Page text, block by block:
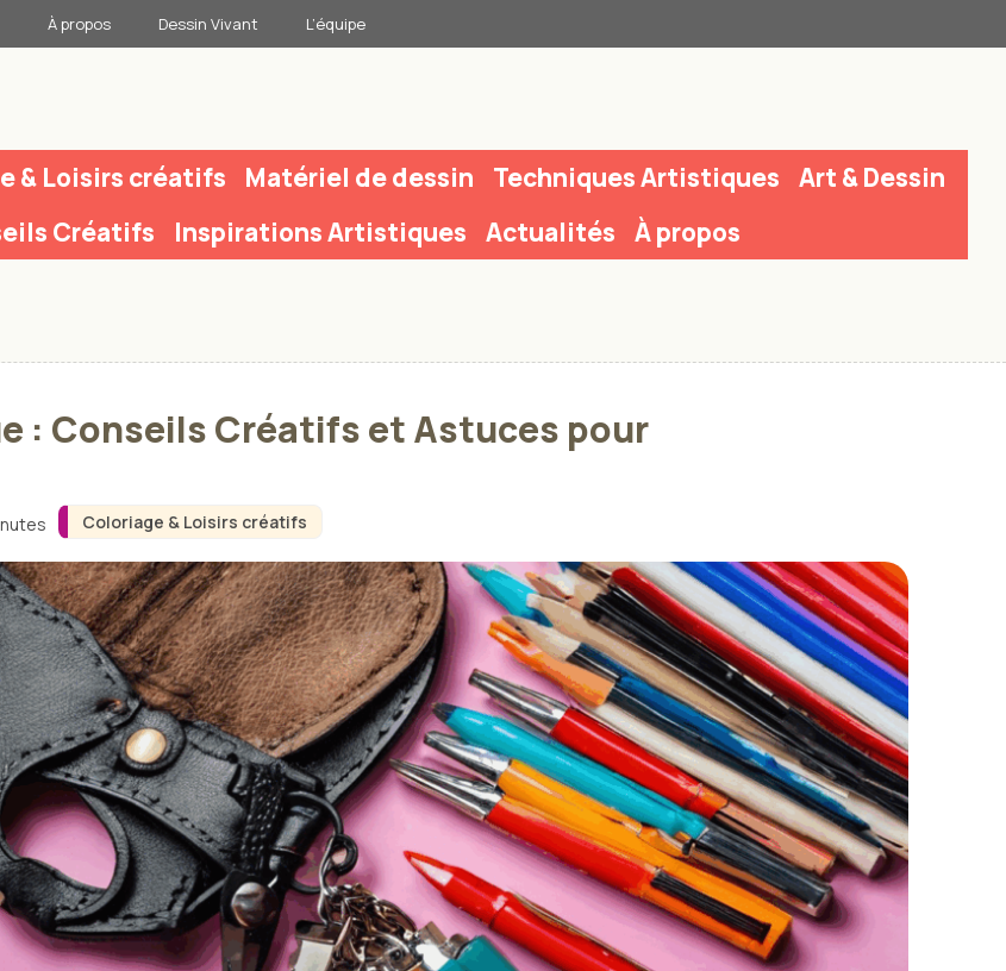
À propos Dessin Vivant L’équipe
& Loisirs créatifs Matériel de dessin Techniques Artistiques
Art & Dessin
Créatifs
Inspirations Artistiques Actualités À propos
Coloriage & Loisirs créatifs
: Conseils Créatifs et Astuces pour